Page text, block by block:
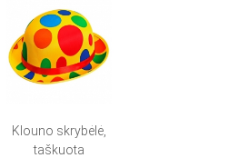
Klouno skrybėlė,
taškuota